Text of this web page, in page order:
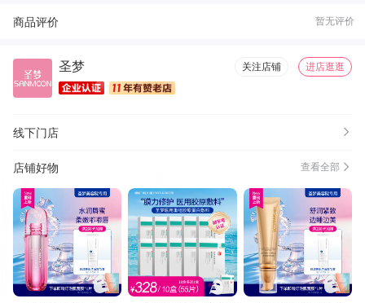
商品评价 暂无评价
圣梦 关注店铺 进店逛逛
线下门店
店铺好物 查看全部